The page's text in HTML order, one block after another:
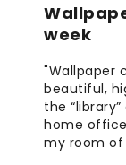
week
"Wallpaper
beautiful,
the
home
my room of